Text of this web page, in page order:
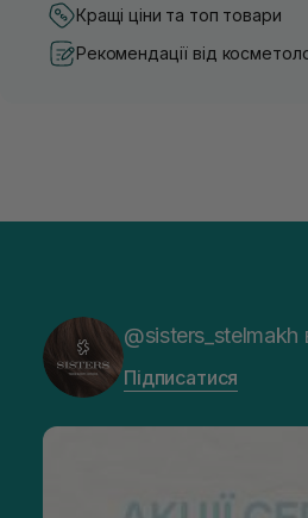
Кращі ціни та топ товари
Рекомендації від
@sisters_stelmakh
Підписатися